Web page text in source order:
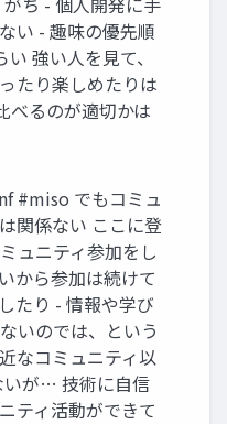
い - 趣味の優先順
強い人を見て、
たり楽しめたりは
べるのが適切かは
#miso でもコミュ
関係ない ここに登
ュニティ参加をし
から参加は続けて
たり - 情報や学び
いのでは、という
なコミュニティ以
いが… 技術に自信
ティ活動ができて